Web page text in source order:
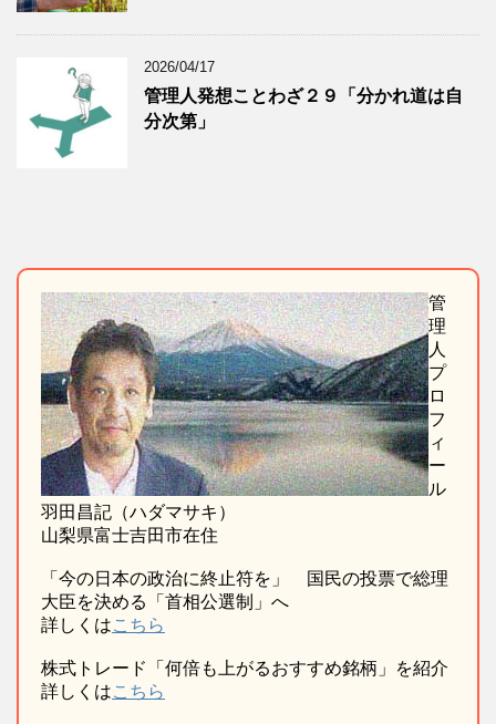
2026/04/17
管理人発想ことわざ２９「分かれ道は自
分次第」
管
理
人
プ
ロ
フ
ィ
ー
ル
羽田昌記（ハダマサキ）
山梨県富士吉田市在住
「今の日本の政治に終止符を」 国民の投票で総理
大臣を決める「首相公選制」へ
詳しくはこちら
株式トレード「何倍も上がるおすすめ銘柄」を紹介
詳しくはこちら